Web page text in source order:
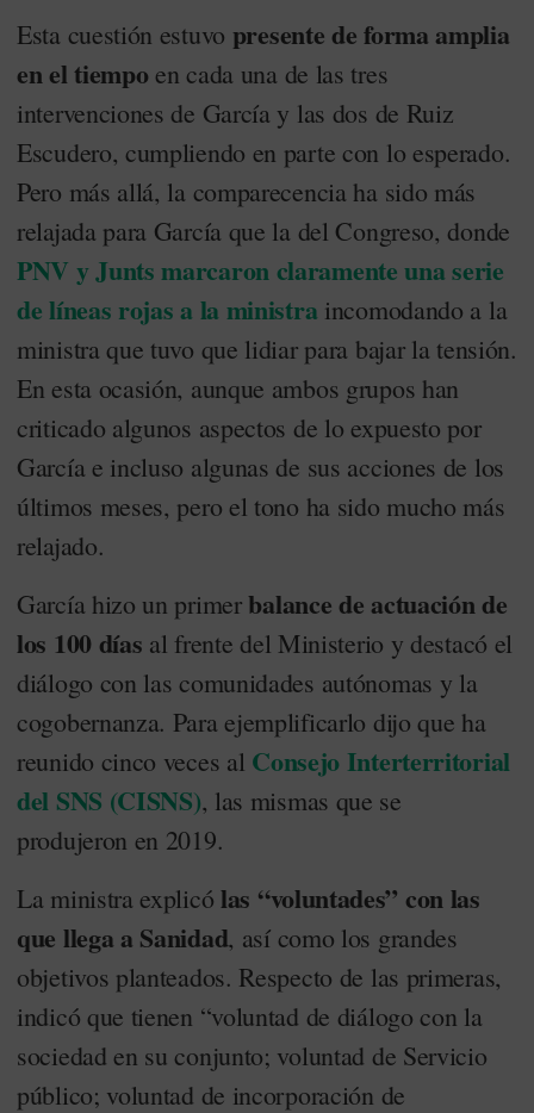
Esta cuestión estuvo presente de forma amplia
en el tiempoen cada una de las tres
intervenciones de García y las dos de Ruiz
Escudero, cumpliendo en parte con lo esperado.
Pero más allá, la comparecencia ha sido más
relajada para García que la del Congreso, donde
PNV y Junts marcaron claramente una serie
de líneas rojas a la ministraincomodando a la
ministra que tuvo que lidiar para bajar la tensión.
En esta ocasión, aunque ambos grupos han
criticado algunos aspectos de lo expuesto por
García e incluso algunas de sus acciones de los
últimos meses, pero el tono ha sido mucho más
relajado.
García hizo un primerbalance de actuación de
los 100 días al frente del Ministerio y destacó el
diálogo con las comunidades autónomas y la
cogobernanza. Para ejemplificarlo dijo que ha
reunido cinco veces al Consejo Interterritorial
del SNS (CISNS), las mismas que se
produjeron en 2019.
La ministra explicó las “voluntades” con las
que llega a Sanidad, así como los grandes
objetivos planteados. Respecto de las primeras,
indicó que tienen “voluntad de diálogo con la
sociedad en su conjunto; voluntad de Servicio
público; voluntad de incorporación de